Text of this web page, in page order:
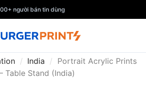
người bán tin dùng
/ India / Portrait Acrylic Prints
Table Stand (India)